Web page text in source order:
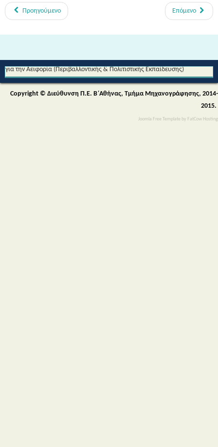
Joomla Free Template by FatCow Hosting
Προηγούμενο Επόμενο
για την Αειφορία (Περιβαλλοντικής & Πολιτιστικής Εκπαίδευσης)
Copyright © Διεύθυνση Π.Ε. Β΄Αθήνας, Τμήμα Μηχανογράφησης, 2014-
2015.